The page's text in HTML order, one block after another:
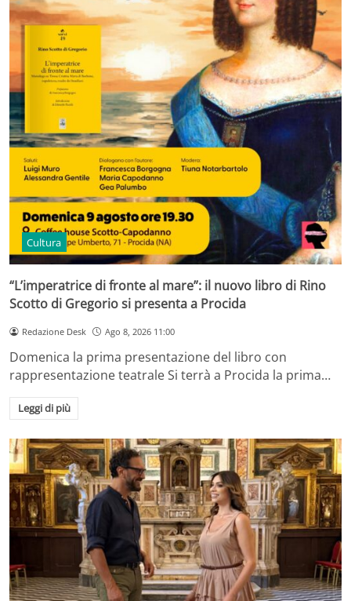
Cultura
“L’imperatrice di fronte al mare”: il nuovo libro di Rino
Scotto di Gregorio si presenta a Procida
Redazione Desk Ago 8, 2026 11:00
Domenica la prima presentazione del libro con
rappresentazione teatrale Si terrà a Procida la prima…
Leggi di più